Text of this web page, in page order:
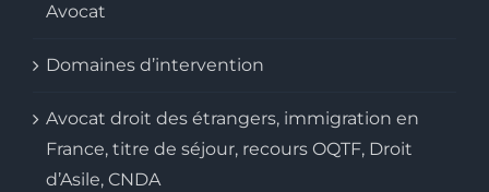
Avocat
Domaines d’intervention
Avocat droit des étrangers, immigration en
France, titre de séjour, recours OQTF, Droit
d’Asile, CNDA